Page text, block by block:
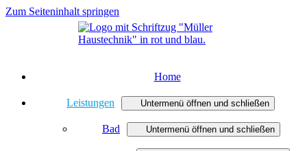
Zum Seiteninhalt springen
Home
Leistungen Untermenü öffnen und schließen
Bad Untermenü öffnen und schließen